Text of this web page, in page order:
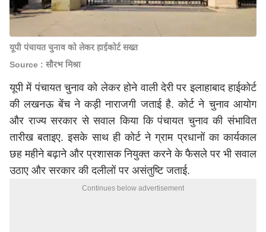
यूपी पंचायत चुनाव को लेकर हाईकोर्ट सख्त
Source : सौरभ मिश्रा
यूपी में पंचायत चुनाव को लेकर होने वाली देरी पर इलाहाबाद हाईकोर्ट
कीलखनऊबेंच ने कड़ी नाराजगी जताई है. कोर्ट ने चुनाव आयोग
और राज्य सरकार से सवाल किया कि पंचायत चुनाव की संभावित
तारीख बताइए. इसके साथ ही कोर्ट ने ग्राम प्रधानों का कार्यकाल
छह महीने बढ़ाने और प्रशासक नियुक्त करने के फैसले पर भी सवाल
उठाए और सरकार की दलीलों पर असंतुष्टि जताई.
Continues below advertisement